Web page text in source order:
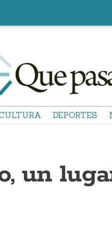
DEPORTES
un